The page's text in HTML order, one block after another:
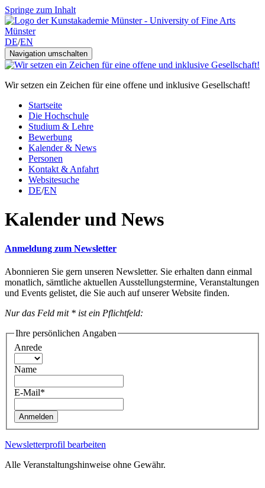
Springe zum Inhalt
DE/EN
Navigation umschalten
Wir setzen ein Zeichen für eine offene und inklusive Gesellschaft!
Startseite
Die Hochschule
Studium & Lehre
Bewerbung
Kalender & News
Personen
Kontakt & Anfahrt
Websitesuche
DE/EN
Kalender und News
Anmeldung zum Newsletter
Abonnieren Sie gern unseren Newsletter. Sie erhalten dann einmal
monatlich, sämtliche aktuellen Ausstellungstermine, Veranstaltungen
und Events gelistet, die Sie auch auf unserer Website finden.
Nur das Feld mit * ist ein Pflichtfeld:
Ihre persönlichen Angaben
Anrede
Name
E-Mail*
Anmelden
Newsletterprofil bearbeiten
Alle Veranstaltungshinweise ohne Gewähr.